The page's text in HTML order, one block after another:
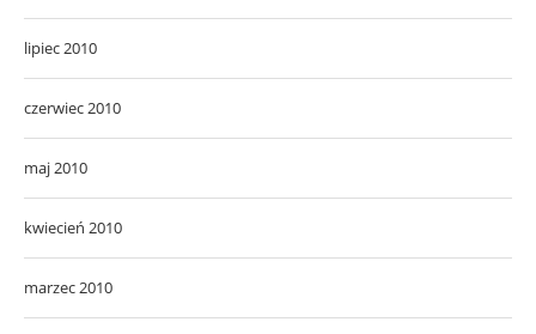
lipiec 2010
czerwiec 2010
maj 2010
kwiecień 2010
marzec 2010